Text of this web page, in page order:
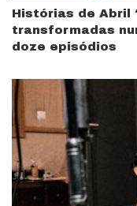
Histórias de Abril
transformadas
doze episódios